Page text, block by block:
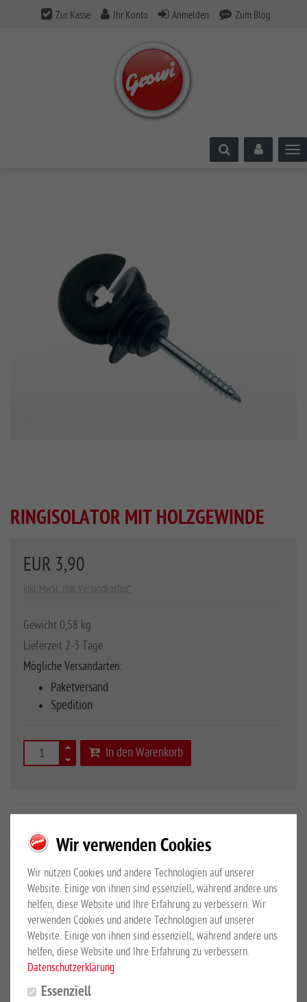
Zur Kasse Ihr Konto Anmelden Zum Blog
RINGISOLATOR MIT HOLZGEWINDE
EUR 3,90
inkl. MwSt. zzgl. Versandkosten*
Gewicht 0,58 kg
Lieferzeit 2-3 Tage
Mögliche Versandarten:
Paketversand
Spedition
In den Warenkorb
25 Stück-Beutel
Mehr Details
Großewinkelmann GmbH & Co.KG
Sicherheitshinweise
PRODUKTBESCHREIBUNG
Wir verwenden Cookies
Wir nutzen Cookies und andere Technologien auf unserer
Website. Einige von ihnen sind essenziell, während andere uns
helfen, diese Website und Ihre Erfahrung zu verbessern. Wir
verwenden Cookies und andere Technologien auf unserer
Website. Einige von ihnen sind essenziell, während andere uns
helfen, diese Website und Ihre Erfahrung zu verbessern.
Datenschutzerklärung
Essenziell